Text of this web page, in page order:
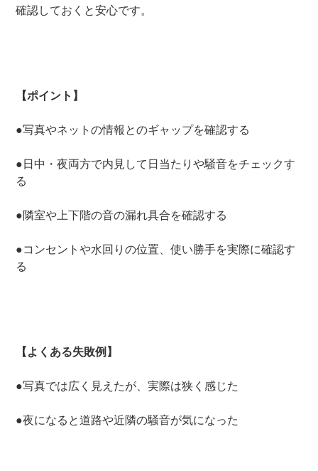
確認しておくと安心です。
【ポイント】
●写真やネットの情報とのギャップを確認する
●日中・夜両方で内見して日当たりや騒音をチェックす
る
●隣室や上下階の音の漏れ具合を確認する
●コンセントや水回りの位置、使い勝手を実際に確認す
る
【よくある失敗例】
●写真では広く見えたが、実際は狭く感じた
●夜になると道路や近隣の騒音が気になった